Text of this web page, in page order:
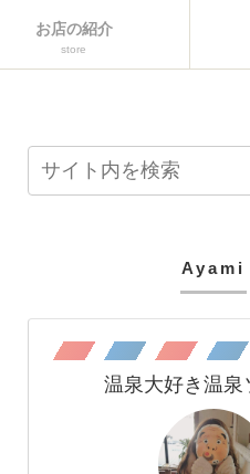
お店の紹介
store
Ayami
温泉大好き温泉